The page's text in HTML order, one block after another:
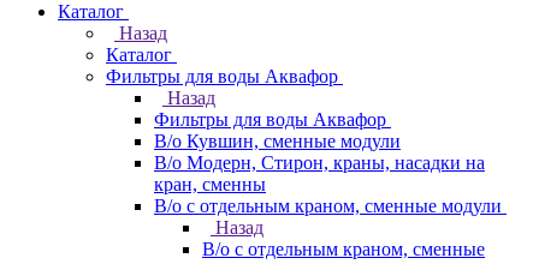
Каталог
Назад
Каталог
Фильтры для воды Аквафор
Назад
Фильтры для воды Аквафор
В/о Кувшин, сменные модули
В/о Модерн, Стирон, краны, насадки на
кран, сменны
В/о с отдельным краном, сменные модули
Назад
В/о с отдельным краном, сменные